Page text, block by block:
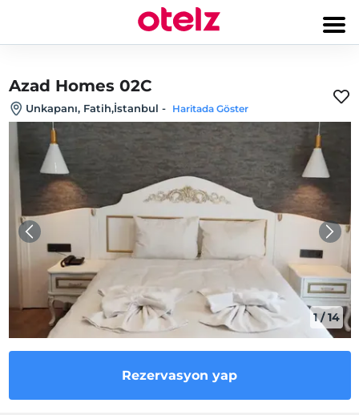
Azad Homes 02C
Unkapanı, Fatih,İstanbul - Haritada Göster
1/14
Rezervasyon yap